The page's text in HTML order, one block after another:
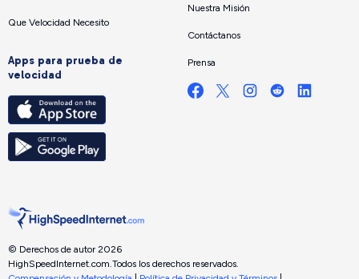
Que Velocidad Necesito
Apps para prueba de
velocidad
Nuestra Misión
Contáctanos
Prensa
© Derechos de autor 2026
HighSpeedInternet.com. Todos los derechos reservados.